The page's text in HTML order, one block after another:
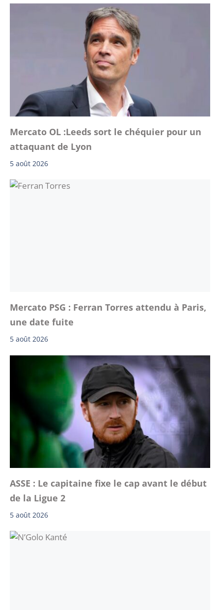
Mercato OL :Leeds sort le chéquier pour un
attaquant de Lyon
5 août 2026
Mercato PSG : Ferran Torres attendu à Paris,
une date fuite
5 août 2026
ASSE : Le capitaine fixe le cap avant le début
de la Ligue 2
5 août 2026